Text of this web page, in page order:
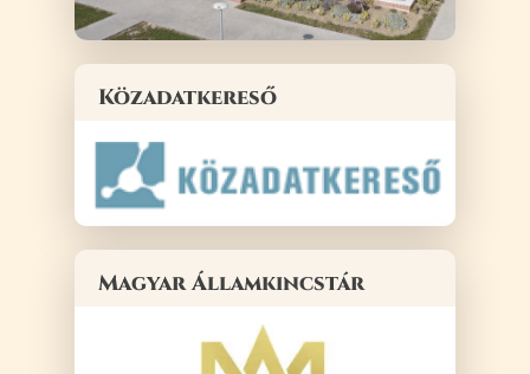
Közadatkereső
Magyar Államkincstár